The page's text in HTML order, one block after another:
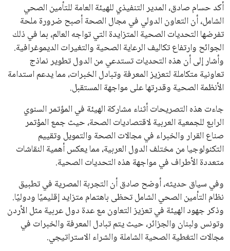
محافظات
أكد حسام صادق، المدير التنفيذي للهيئة العامة للتأمين الصحي
الشامل، أن التعاون الدولي في مجال الصحة أصبح ضرورة ملحة
تفرضها التحديات الصحية المتزايدة التي تواجه العالم، بما في ذلك
الجوائح وارتفاع تكاليف الرعاية الصحية والتغيرات الديموغرافية.
وأشار إلى أن هذه التحديات تستدعي من الدول تطوير نماذج
تعاونية متكاملة لتعزيز المعرفة وتبادل الخبرات، مما يدعم استدامة
الأنظمة الصحية وقدرتها على مواجهة المستقبل.
جاءت هذه التصريحات أثناء مشاركة الهيئة في المؤتمر السنوي
الرابع للجمعية العربية لاقتصاديات الصحة، حيث جمع المؤتمر
صناع القرار والخبراء في مجالات الصحة والتمويل وتقييم
التكنولوجيا من مختلف الدول العربية، مما يعكس أهمية النقاشات
متعددة الأطراف في مواجهة هذه التحديات الصحية.
وفي سياق حديثه، أوضح صادق أن التجربة المصرية في تطبيق
نظام التأمين الصحي الشامل تحظى باهتمام متزايد إقليميًا ودوليًا.
وذكر جهود الهيئة في تعزيز التعاون مع عدة دول عربية مثل الأردن
وتونس ولبنان والجزائر، حيث يتم تبادل المعرفة والخبرات في
مجالات التغطية الصحية الشاملة والشراء الاستراتيجي.